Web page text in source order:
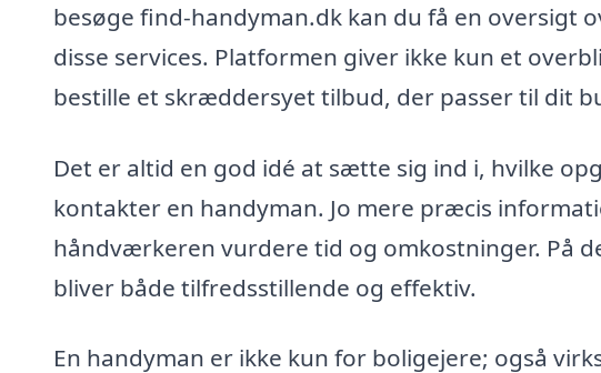
besøge find-handyman.dk kan du få en oversigt
disse services. Platformen giver ikke kun et
bestille et skræddersyet tilbud, der passer til dit
Det er altid en god idé at sætte sig ind i, hvilke
kontakter en handyman. Jo mere præcis
håndværkeren vurdere tid og omkostninger. På
bliver både tilfredsstillende og effektiv.
En handyman er ikke kun for boligejere; også